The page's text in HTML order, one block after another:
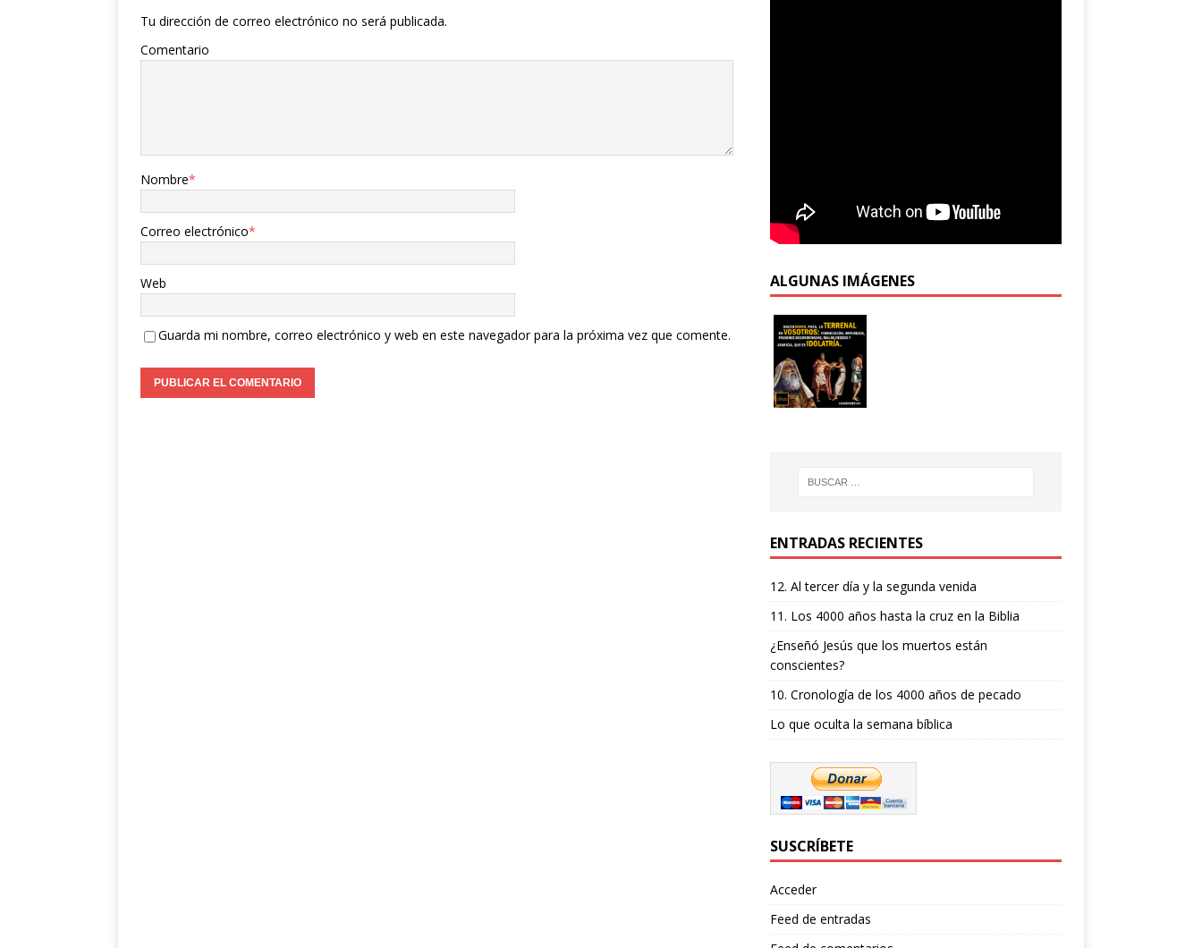
Tu dirección de correo electrónico no será publicada.
Comentario
Nombre*
Correo electrónico*
Web
Guarda mi nombre, correo electrónico y web en este navegador para la próxima vez que comente.
ALGUNAS IMÁGENES
ENTRADAS RECIENTES
12. Al tercer día y la segunda venida
11. Los 4000 años hasta la cruz en la Biblia
¿Enseñó Jesús que los muertos están
conscientes?
10. Cronología de los 4000 años de pecado
Lo que oculta la semana bíblica
SUSCRÍBETE
Acceder
Feed de entradas